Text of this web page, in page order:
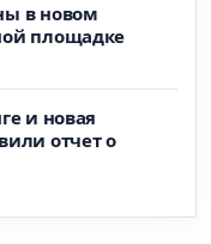
в новом
площадке
и новая
отчет о